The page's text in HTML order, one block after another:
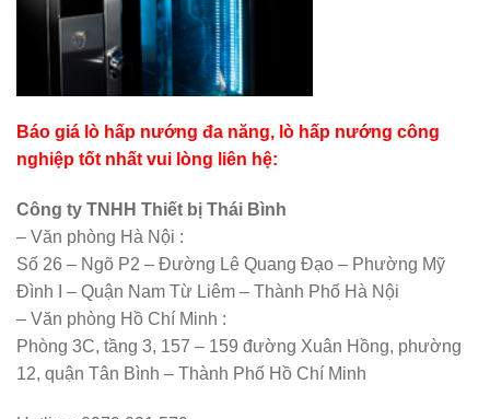
Báo giá lò hấp nướng đa năng, lò hấp nướng công
nghiệp tốt nhất vui lòng liên hệ:
Công ty TNHH Thiết bị Thái Bình
– Văn phòng Hà Nội :
Số 26 – Ngõ P2 – Đường Lê Quang Đạo – Phường Mỹ
Đình I – Quận Nam Từ Liêm – Thành Phố Hà Nội
– Văn phòng Hồ Chí Minh :
Phòng 3C, tầng 3, 157 – 159 đường Xuân Hồng, phường
12, quận Tân Bình – Thành Phố Hồ Chí Minh